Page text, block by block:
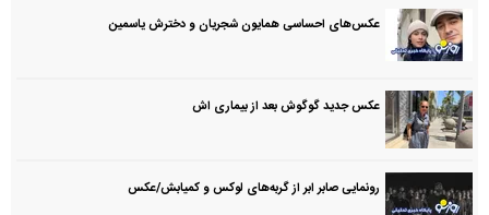
عکس‌های احساسی همایون شجریان و دخترش یاسمین
عکس جدید گوگوش بعد از بیماری اش
رونمایی صابر ابر از گربه‌های لوکس و کمیابش/عکس